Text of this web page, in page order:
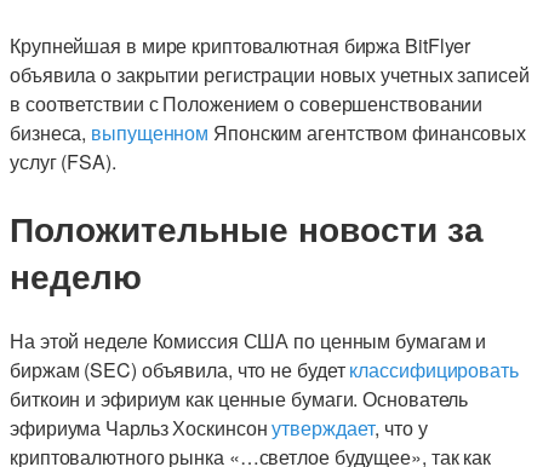
Крупнейшая в мире криптовалютная биржа BitFlyer
объявила о закрытии регистрации новых учетных записей
в соответствии с Положением о совершенствовании
бизнеса, выпущенном Японским агентством финансовых
услуг (FSA).
Положительные новости за
неделю
На этой неделе Комиссия США по ценным бумагам и
биржам (SEC) объявила, что не будетклассифицировать
биткоин и эфириум как ценные бумаги. Основатель
эфириума Чарльз Хоскинсонутверждает, что у
криптовалютного рынка «…светлое будущее», так как